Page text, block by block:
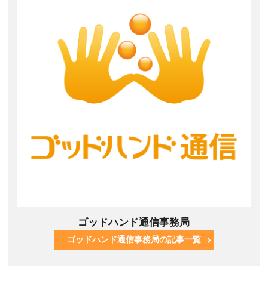
ゴッドハンド通信事務局
ゴッドハンド通信事務局の記事一覧